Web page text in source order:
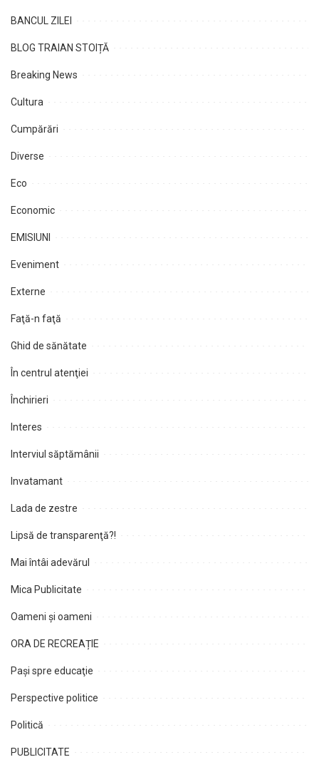
BANCUL ZILEI
BLOG TRAIAN STOIȚĂ
Breaking News
Cultura
Cumpărări
Diverse
Eco
Economic
EMISIUNI
Eveniment
Externe
Faţă-n faţă
Ghid de sănătate
În centrul atenţiei
Închirieri
Interes
Interviul săptămânii
Invatamant
Lada de zestre
Lipsă de transparenţă?!
Mai întâi adevărul
Mica Publicitate
Oameni şi oameni
ORA DE RECREAȚIE
Paşi spre educaţie
Perspective politice
Politică
PUBLICITATE